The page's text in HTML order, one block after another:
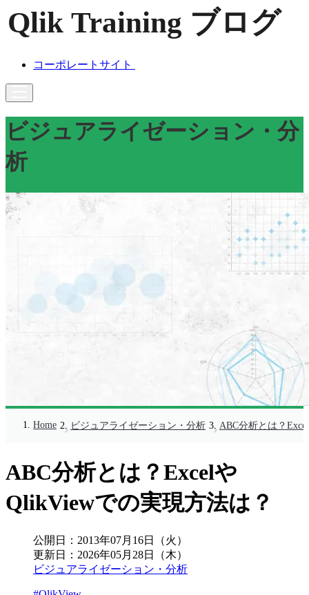
コーポレートサイト
ビジュアライゼーション・分
析
Home ビジュアライゼーション・分析 ABC分析とは？
ABC分析とは？Excelや
QlikViewでの実現方法は？
公開日： 2013年07月16日（火）
更新日： 2026年05月28日（木）
ビジュアライゼーション・分析